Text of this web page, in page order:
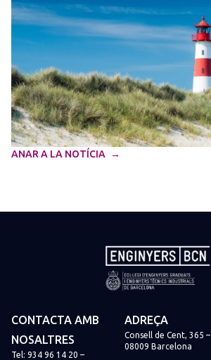
ANAR A LA NOTÍCIA
CONTACTA AMB
NOSALTRES
Tel: 934 96 14 20 –
ADREÇA
Consell de Cent, 365 –
08009 Barcelona